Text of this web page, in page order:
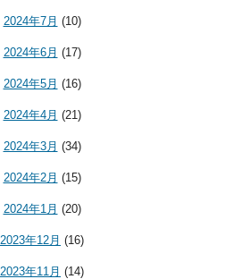
2024年7月 (10)
2024年6月 (17)
2024年5月 (16)
2024年4月 (21)
2024年3月 (34)
2024年2月 (15)
2024年1月 (20)
2023年12月 (16)
2023年11月 (14)